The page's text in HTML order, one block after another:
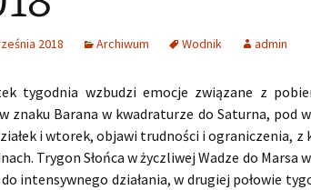
2018 Archiwum Wodnik admin
tygodnia wzbudzi emocje związane z
znaku Barana w kwadraturze do Saturna, pod
i wtorek, objawi trudności i ograniczenia,
Trygon Słońca w życzliwej Wadze do Marsa
intensywnego działania, w drugiej połowie